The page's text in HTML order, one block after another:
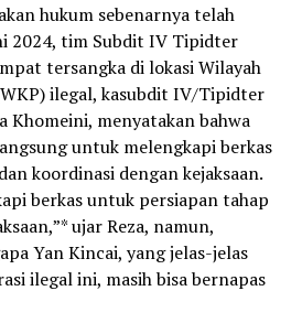
hukum sebenarnya telah
2024, tim Subdit IV Tipidter
tersangka di lokasi Wilayah
ilegal, kasubdit IV/Tipidter
Khomeini, menyatakan bahwa
untuk melengkapi berkas
koordinasi dengan kejaksaan.
berkas untuk persiapan tahap
ujar Reza, namun,
Yan Kincai, yang jelas-jelas
ilegal ini, masih bisa bernapas